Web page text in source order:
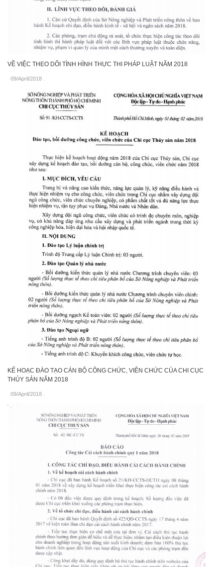
VỀ VIỆC THEO DÕI TÌNH HÌNH THỰC THI PHÁP LUẬT NĂM 2018
09/April/2018
KẾ HOẠC ĐÀO TẠO CÁN BỘ CÔNG CHỨC, VIÊN CHỨC CỦA CHI CỤC
THỦY SẢN NĂM 2018
09/April/2018